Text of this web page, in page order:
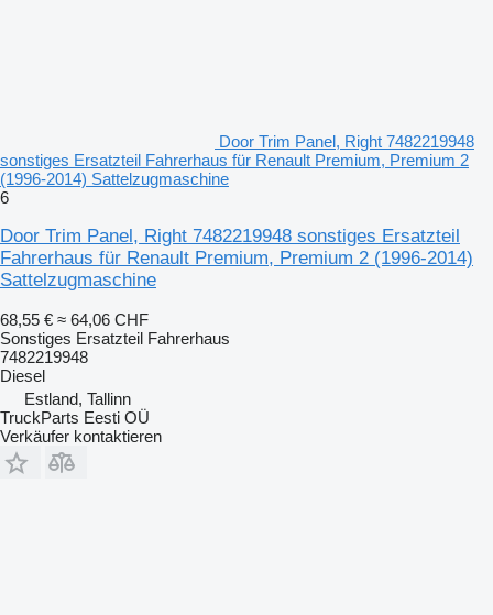
Door Trim Panel, Right 7482219948
sonstiges Ersatzteil Fahrerhaus für Renault Premium, Premium 2
(1996-2014) Sattelzugmaschine
6
Door Trim Panel, Right 7482219948 sonstiges Ersatzteil
Fahrerhaus für Renault Premium, Premium 2 (1996-2014)
Sattelzugmaschine
68,55 € ≈ 64,06 CHF
Sonstiges Ersatzteil Fahrerhaus
7482219948
Diesel
Estland, Tallinn
TruckParts Eesti OÜ
Verkäufer kontaktieren